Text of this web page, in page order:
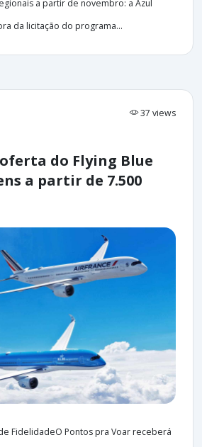
a partir de novembro: a Azul
da licitação do programa...
37 views
do Flying Blue
a partir de 7.500
FidelidadeO Pontos pra Voar receberá